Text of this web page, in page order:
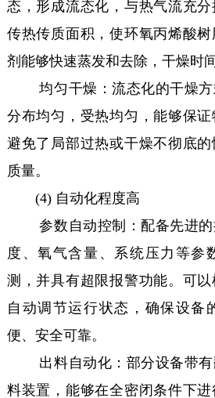
态，形成流态化，与热气流充
传热传质面积，使环氧丙烯酸
剂能够快速蒸发和去除，干燥时
均匀干燥：流态化的干燥方
分布均匀，受热均匀，能够保证
避免了局部过热或干燥不彻底
质量。
(4) 自动化程度高
参数自动控制：配备先进的
度、氧气含量、系统压力等参
测，并具有超限报警功能。可
自动调节运行状态，确保设备
便、安全可靠。
出料自动化：部分设备带有
料装置，能够在全密闭条件下